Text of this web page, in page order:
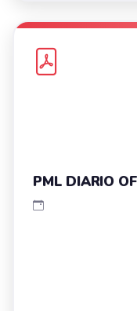
PML DIARIO